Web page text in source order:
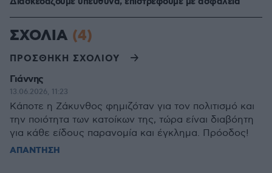
ΣΧΟΛΙΑ (4)
ΠΡΟΣΘΗΚΗ ΣΧΟΛΙΟΥ
Γιάννης
13.06.2026, 11:23
Κάποτε η Ζάκυνθος φημιζόταν για τον πολιτισμό και
την ποιότητα των κατοίκων της, τώρα είναι διαβόητη
για κάθε είδους παρανομία και έγκλημα. Πρόοδος!
ΑΠΑΝΤΗΣΗ